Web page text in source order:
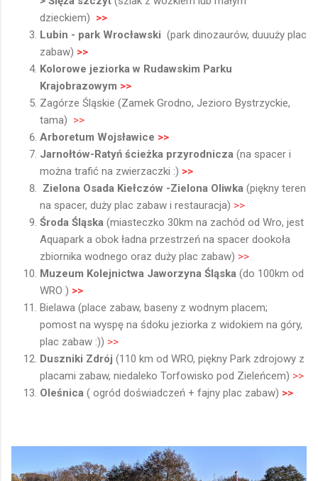
dzieckiem) >>
Lubin - park Wrocławski (park dinozaurów, duuuży plac
zabaw) >>
Kolorowe jeziorka w Rudawskim Parku
Krajobrazowym >>
Zagórze Śląskie (Zamek Grodno, Jezioro Bystrzyckie,
tama) >>
Arboretum Wojsławice >>
Jarnołtów-Ratyń ścieżka przyrodnicza (na spacer i
można trafić na zwierzaczki :) >>
Zielona Osada Kiełczów -Zielona Oliwka (piękny teren
na spacer, duży plac zabaw i restauracja) >>
Środa Śląska (miasteczko 30km na zachód od Wro, jest
Aquapark a obok ładna przestrzeń na spacer dookoła
zbiornika wodnego oraz duży plac zabaw) >>
Muzeum Kolejnictwa Jaworzyna Śląska (do 100km od
WRO ) >>
Bielawa (place zabaw, baseny z wodnym placem;
pomost na wyspę na śdoku jeziorka z widokiem na góry,
plac zabaw :)) >>
Duszniki Zdrój (110 km od WRO, piękny Park zdrojowy z
placami zabaw, niedaleko Torfowisko pod Zieleńcem) >>
Oleśnica ( ogród doświadczeń + fajny plac zabaw) >>